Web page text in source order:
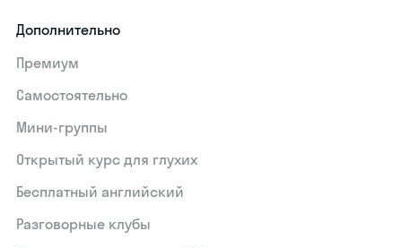
Дополнительно
Премиум
Самостоятельно
Мини-группы
Открытый курс для глухих
Бесплатный английский
Разговорные клубы